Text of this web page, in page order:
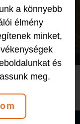
a könnyebb
élmény
minket,
és
meg.